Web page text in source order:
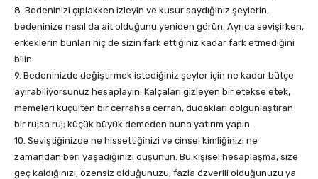
8. Bedeninizi çıplakken izleyin ve kusur saydığınız şeylerin,
bedeninize nasıl da ait olduğunu yeniden görün. Ayrıca sevişirken,
erkeklerin bunları hiç de sizin fark ettiğiniz kadar fark etmediğini
bilin.
9. Bedeninizde değiştirmek istediğiniz şeyler için ne kadar bütçe
ayırabiliyorsunuz hesaplayın. Kalçaları gizleyen bir etekse etek,
memeleri küçülten bir cerrahsa cerrah, dudakları dolgunlaştıran
bir rujsa ruj; küçük büyük demeden buna yatırım yapın.
10. Seviştiğinizde ne hissettiğinizi ve cinsel kimliğinizi ne
zamandan beri yaşadığınızı düşünün. Bu kişisel hesaplaşma, size
geç kaldığınızı, özensiz olduğunuzu, fazla özverili olduğunuzu ya